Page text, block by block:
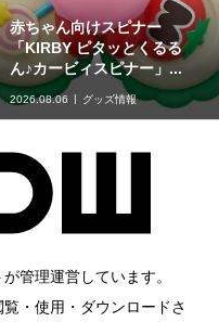
赤ちゃん向けスピナー
「KIRBY ピタッとくるる
ん♪カービィスピナー」...
2026.08.06 グッズ情報
管理運営しています。
・使用・ダウンロードさ